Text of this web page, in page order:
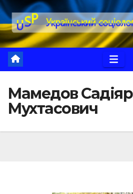
Перейти
до
вмісту
Мамедов Садіяр
Мухтасович